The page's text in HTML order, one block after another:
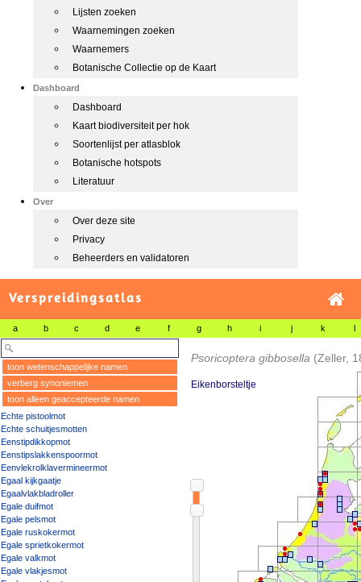
Lijsten zoeken
Waarnemingen zoeken
Waarnemers
Botanische Collectie op de Kaart
Dashboard
Dashboard
Kaart biodiversiteit per hok
Soortenlijst per atlasblok
Botanische hotspots
Literatuur
Over
Over deze site
Privacy
Beheerders en validatoren
Verspreidingsatlas
a b c d e f g h i j k l
toon wetenschappelijke namen
verberg synoniemen
toon alleen geaccepteerde namen
Echte pistoolmot
Echte schuitjesmotten
Eenstipdikkopmot
Eenstipslakkenspoormot
Eenvlekrolklavermineermot
Egaal kijkgaatje
Egaalvlakbladroller
Egale duifmot
Egale pelsmot
Egale ruskokermot
Egale sprietkokermot
Egale valkmot
Egale vlakjesmot
Psoricoptera gibbosella (Zeller,
Eikenborsteltje